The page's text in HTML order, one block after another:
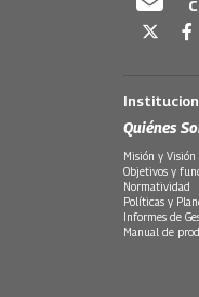
Quiénes
Misión y Visión
Objetivos y
Normatividad
Políticas y
Informes de
Manual de